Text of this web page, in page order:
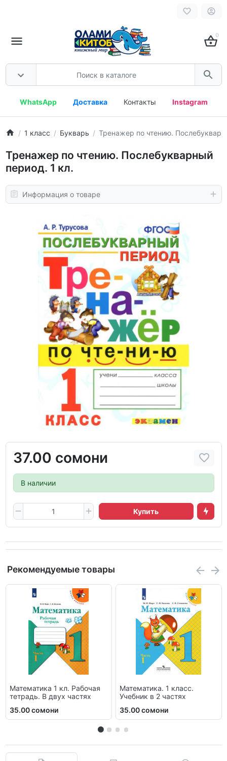
0
WhatsApp Доставка Контакты Instagram
1 класс Букварь Тренажер по чтению.
Тренажер по чтению. Послебукварный
период. 1 кл.
Информация о товаре
37.00 сомони
В наличии
Купить
Рекомендуемые товары
Математика 1 кл. Рабочая
тетрадь. В двух частях
35.00 сомони
Математика. 1 класс.
Учебник в 2 частях
35.00 сомони